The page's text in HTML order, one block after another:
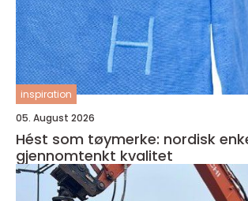
inspiration
05. August 2026
Hést som tøymerke: nordisk
gjennomtenkt kvalitet